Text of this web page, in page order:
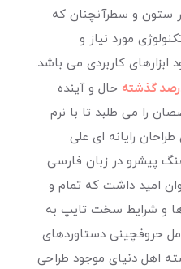
ستون و سطرآنچنان که
مورد نیاز و
ابزارهای کاربردی می باشد.
گذشته حال و آینده
را می طلبد تا با نرم
رایانه ای علی
پیشرو در زبان فارسی
امید داشت که تمام و
و شرایط سخت تایپ به
حروفچینی دستاوردهای
اهل دنیای موجود طراحی